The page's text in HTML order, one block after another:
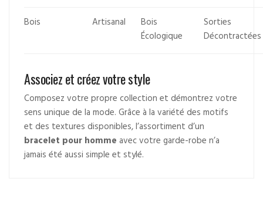
Bois
Artisanal
Bois
Écologique
Sorties
Décontractées
Associez et créez votre style
Composez votre propre collection et démontrez votre
sens unique de la mode. Grâce à la variété des motifs
et des textures disponibles, l’assortiment d’un
bracelet pour hommeavec votre garde-robe n’a
jamais été aussi simple et stylé.